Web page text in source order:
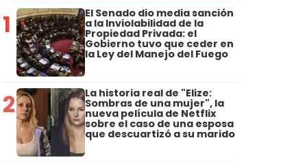
1 El Senado dio media sanción
a la Inviolabilidad de la
Propiedad Privada: el
Gobierno tuvo que ceder en
la Ley del Manejo del Fuego
2 La historia real de "Elize:
Sombras de una mujer", la
nueva película de Netflix
sobre el caso de una esposa
que descuartizó a su marido